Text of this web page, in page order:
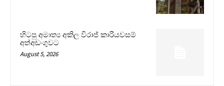
හිටපු අමාත්‍ය අකිල විරාජ් කාරියවසම්
අත්අඩංගුවට
August 5, 2026